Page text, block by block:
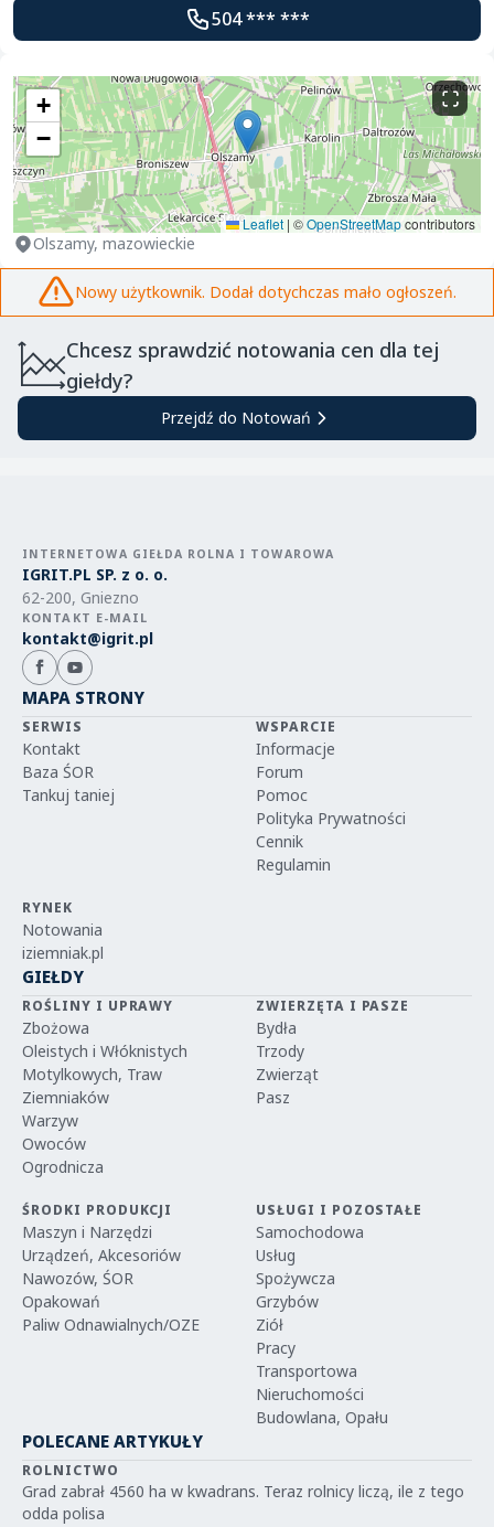
504 *** ***
+
−
Leaflet | ©OpenStreetMapcontributors
Olszamy, mazowieckie
Nowy użytkownik. Dodał dotychczas mało ogłoszeń.
Chcesz sprawdzić notowania cen dla tej
giełdy?
Przejdź do Notowań
INTERNETOWA GIEŁDA ROLNA I TOWAROWA
IGRIT.PL SP. z o. o.
62-200, Gniezno
KONTAKT E-MAIL
kontakt@igrit.pl
MAPA STRONY
SERWIS
Kontakt
Baza ŚOR
Tankuj taniej
WSPARCIE
Informacje
Forum
Pomoc
Polityka Prywatności
Cennik
Regulamin
RYNEK
Notowania
iziemniak.pl
GIEŁDY
ROŚLINY I UPRAWY
Zbożowa
Oleistych i Włóknistych
Motylkowych, Traw
Ziemniaków
Warzyw
Owoców
Ogrodnicza
ZWIERZĘTA I PASZE
Bydła
Trzody
Zwierząt
Pasz
ŚRODKI PRODUKCJI
Maszyn i Narzędzi
Urządzeń, Akcesoriów
Nawozów, ŚOR
Opakowań
Paliw Odnawialnych/OZE
USŁUGI I POZOSTAŁE
Samochodowa
Usług
Spożywcza
Grzybów
Ziół
Pracy
Transportowa
Nieruchomości
Budowlana, Opału
POLECANE ARTYKUŁY
ROLNICTWO
Grad zabrał 4560 ha w kwadrans. Teraz rolnicy liczą, ile z tego
odda polisa